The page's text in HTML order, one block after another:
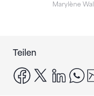
Marylène
Teilen
facebook
x